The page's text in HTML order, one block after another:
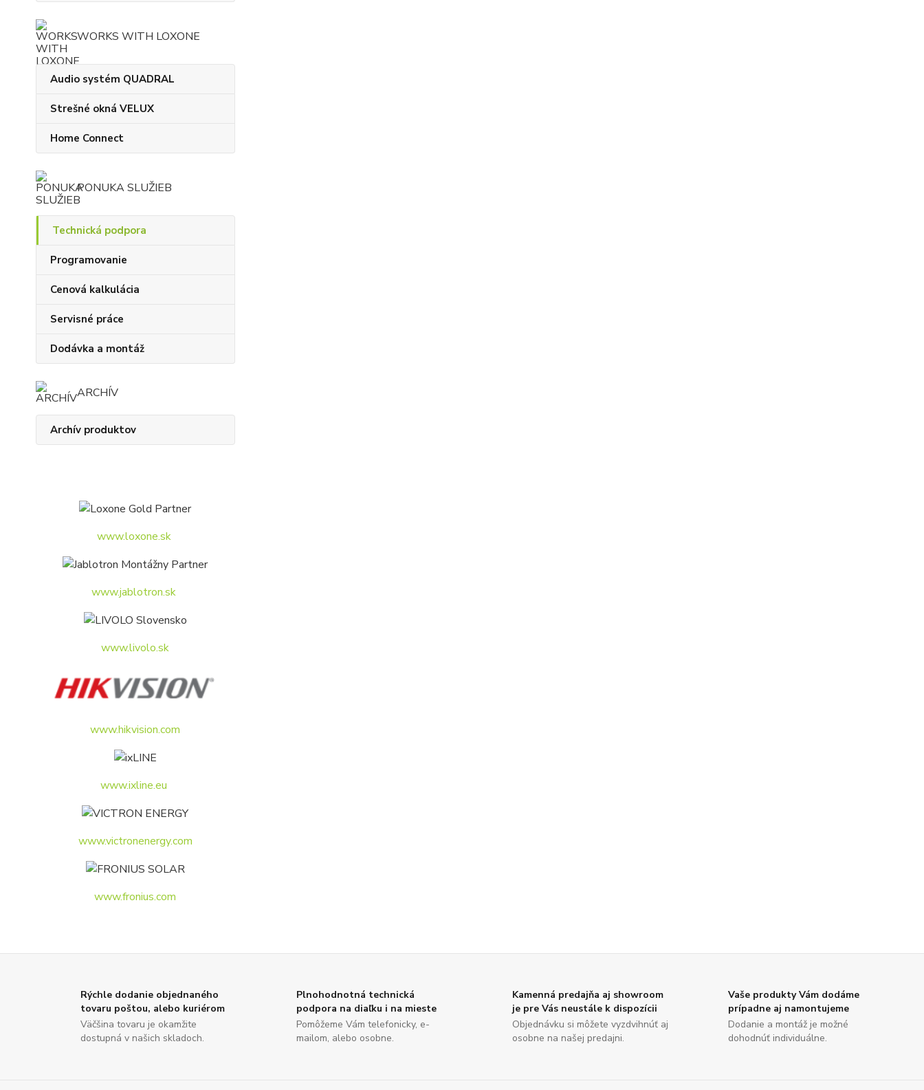
WORKS WITH LOXONE
Audio systém QUADRAL
Strešné okná VELUX
Home Connect
PONUKA SLUŽIEB
Technická podpora
Programovanie
Cenová kalkulácia
Servisné práce
Dodávka a montáž
ARCHÍV
Archív produktov
www.loxone.sk
www.jablotron.sk
www.livolo.sk
www.hikvision.com
www.ixline.eu
www.victronenergy.com
www.fronius.com
Rýchle dodanie objednaného
tovaru poštou, alebo kuriérom
Väčšina tovaru je okamžite
dostupná v našich skladoch.
Plnohodnotná technická
podpora na diaľku i na mieste
Pomôžeme Vám telefonicky, e-
mailom, alebo osobne.
Kamenná predajňa aj showroom
je pre Vás neustále k dispozícii
Objednávku si môžete vyzdvihnúť aj
osobne na našej predajni.
Vaše produkty Vám dodáme
prípadne aj namontujeme
Dodanie a montáž je možné
dohodnúť individuálne.